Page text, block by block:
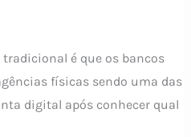
é que os bancos
físicas sendo uma das
digital após conhecer qual